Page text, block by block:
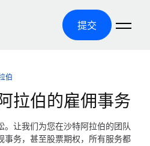
提交
伯
拉伯的雇佣事务
。让我们为您在沙特阿拉伯的团队
事务，甚至股票期权，所有服务都